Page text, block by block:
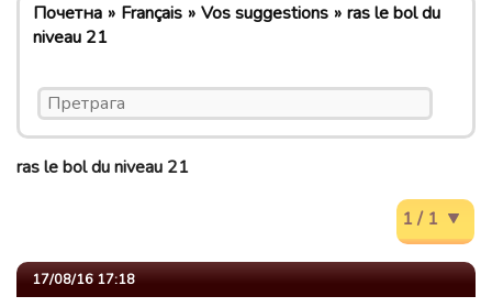
Почетна Français Vos suggestions
ras le bol du
niveau 21
ras le bol du niveau 21
1 / 1
17/08/16 17:18